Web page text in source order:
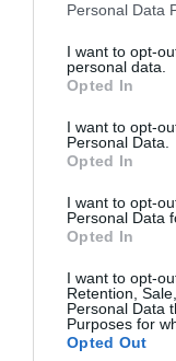
Personal Data
I want to opt-
personal data.
Opted In
I want to opt-
Personal Data.
Opted In
I want to opt-
Personal Data
Opted In
I want to opt-
Retention,
Personal Data
Purposes for
Opted Out
campaña se
sociedad sobre la
promover hábitos
pacientes con
Añadir El
de Google
Mantente